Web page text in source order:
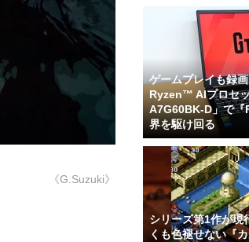
《G.Suzuki》
ゲームプレイも録
Ryzen™ AIプロセ
A7G60BK-D」で
界を駆け回る
シリーズ第1作が現
くも色褪せない『